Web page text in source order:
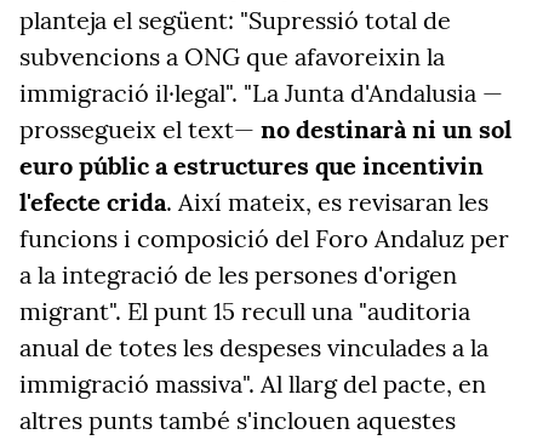
planteja el següent: "Supressió total de
subvencions a ONG que afavoreixin la
immigració il·legal". "La Junta d'Andalusia —
prossegueix el text— no destinarà ni un sol
euro públic a estructures que incentivin
l'efecte crida. Així mateix, es revisaran les
funcions i composició del Foro Andaluz per
a la integració de les persones d'origen
migrant". El punt 15 recull una "auditoria
anual de totes les despeses vinculades a la
immigració massiva". Al llarg del pacte, en
altres punts també s'inclouen aquestes